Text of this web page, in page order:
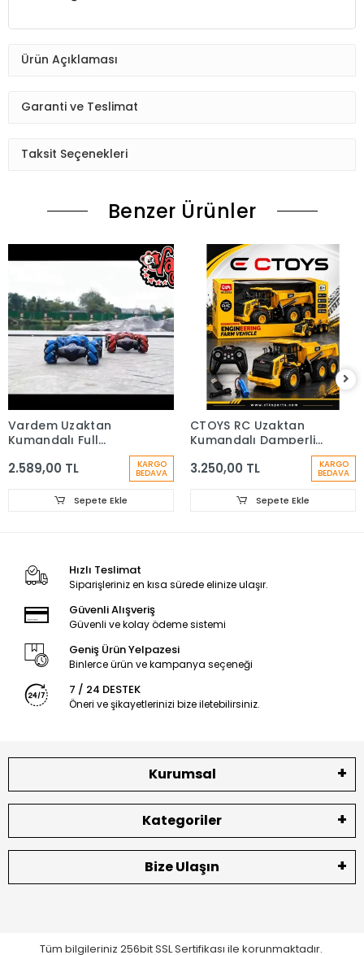
Ürün Açıklaması
Garanti ve Teslimat
Taksit Seçenekleri
Benzer Ürünler
Vardem Uzaktan
Kumandalı Full
Akrobat Araba
2.589,00 TL KARGO
BEDAVA
Sepete Ekle
CTOYS RC Uzaktan
Kumandalı Damperli
3.250,00 TL KARGO
BEDAVA
Sepete Ekle
Hızlı Teslimat
Siparişleriniz en kısa sürede elinize ulaşır.
Güvenli Alışveriş
Güvenli ve kolay ödeme sistemi
Geniş Ürün Yelpazesi
Binlerce ürün ve kampanya seçeneği
7 / 24 DESTEK
Öneri ve şikayetlerinizi bize iletebilirsiniz.
Kurumsal
Kategoriler
Bize Ulaşın
Tüm bilgileriniz 256bit SSL Sertifikası ile korunmaktadır.